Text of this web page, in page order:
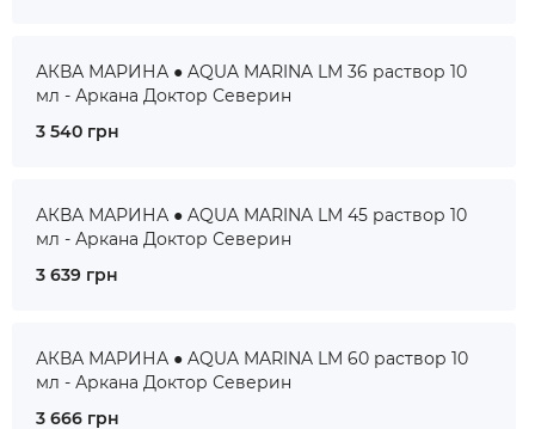
АКВА МАРИНА ● AQUA MARINA LM 36 раствор 10
мл - Аркана Доктор Северин
3 540 грн
АКВА МАРИНА ● AQUA MARINA LM 45 раствор 10
мл - Аркана Доктор Северин
3 639 грн
АКВА МАРИНА ● AQUA MARINA LM 60 раствор 10
мл - Аркана Доктор Северин
3 666 грн